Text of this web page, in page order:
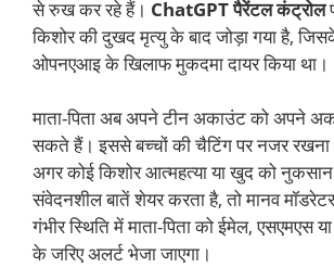
से रुख कर रहे हैं। ChatGPT पैरेंटल कंट्रोल
किशोर की दुखद मृत्यु के बाद जोड़ा गया है,
ओपनएआइ के खिलाफ मुकदमा दायर किया था।
माता-पिता अब अपने टीन अकाउंट को अपने
सकते हैं। इससे बच्चों की चैटिंग पर नजर रखना
अगर कोई किशोर आत्महत्या या खुद को
संवेदनशील बातें शेयर करता है, तो मानव
गंभीर स्थिति में माता-पिता को ईमेल, एसएमएस
के जरिए अलर्ट भेजा जाएगा।